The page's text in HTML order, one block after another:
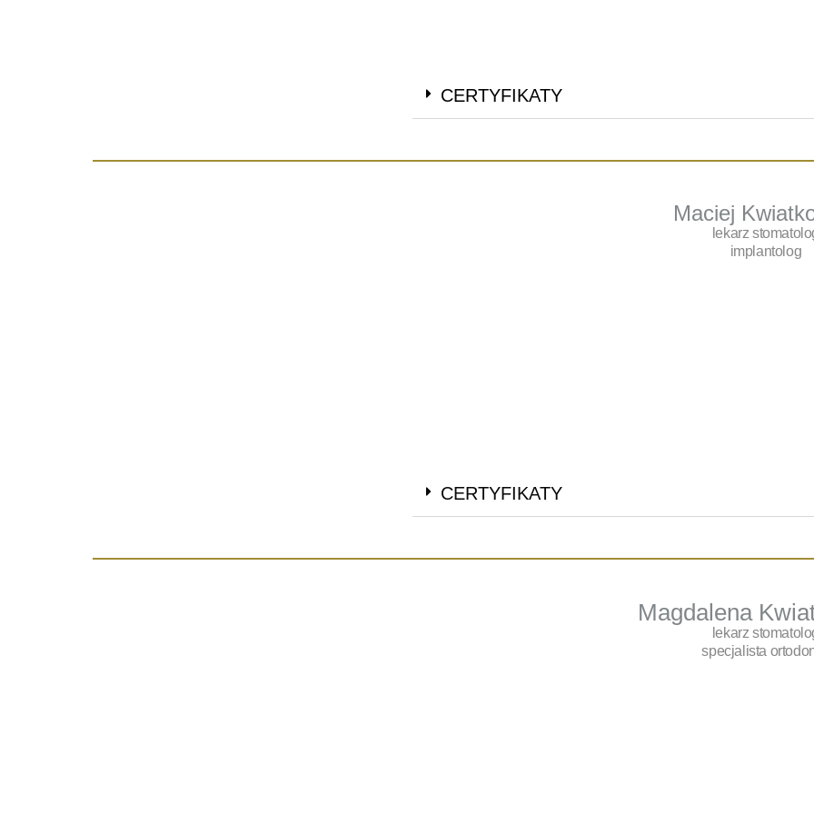
CERTYFIKATY
Maciej
lekarz
implantolog
CERTYFIKATY
Magdalena
lekarz
specjalista